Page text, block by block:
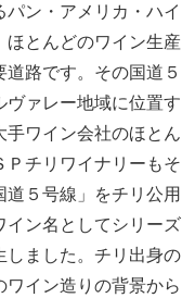
ン・アメリカ・ハイ
ほとんどのワイン生産
路です。その国道５
ヴァレー地域に位置す
手ワイン会社のほとん
Ｐチリワイナリーもそ
５号線」をチリ公用
イン名としてシリーズ
しました。チリ出身の
イン造りの背景から